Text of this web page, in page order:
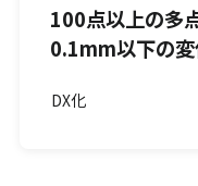
100点以上の多
0.1mm以下の
DX化